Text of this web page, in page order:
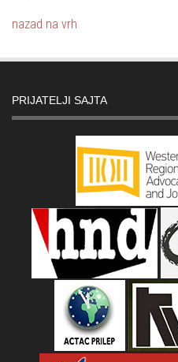
nazad na vrh
PRIJATELJI SAJTA